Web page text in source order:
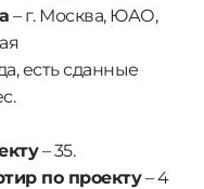
– г. Москва, ЮАО,
есть сданные
– 35.
по проекту– 4